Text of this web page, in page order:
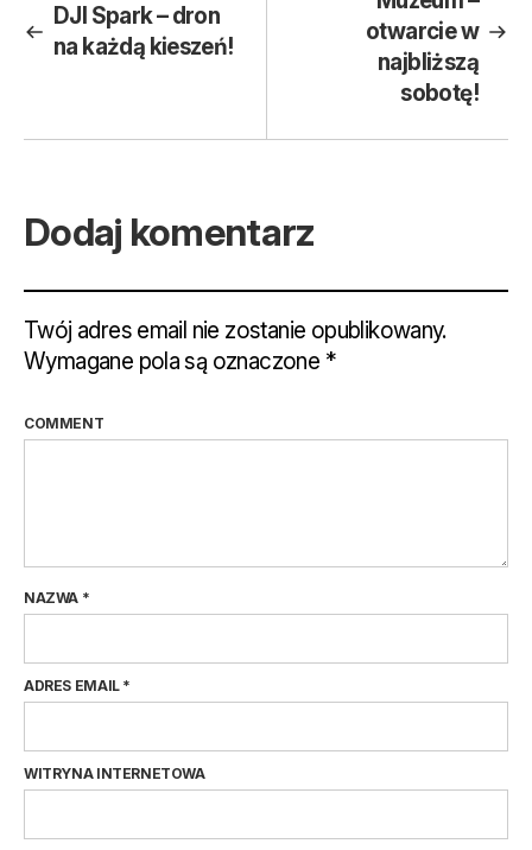
DJI Spark – dron
na każdą kieszeń!
otwarcie w
najbliższą
sobotę!
Dodaj komentarz
Twój adres email nie zostanie opublikowany.
Wymagane pola są oznaczone *
COMMENT
NAZWA *
ADRES EMAIL *
WITRYNA INTERNETOWA